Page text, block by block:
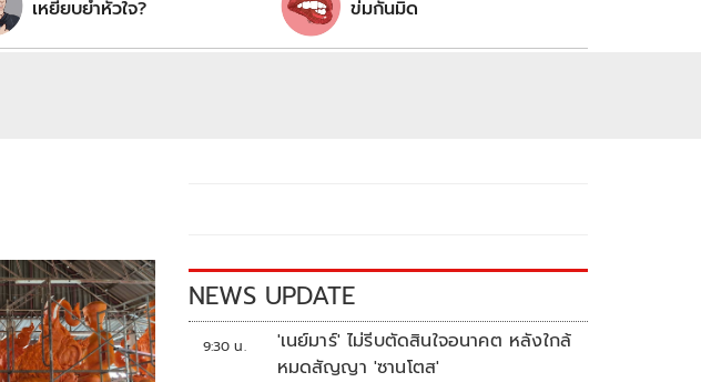
เหยียบย่ำหัวใจ? ข่มกันมิด
NEWS UPDATE
9:30 น.
'เนย์มาร์' ไม่รีบตัดสินใจอนาคต หลังใกล้
หมดสัญญา 'ซานโตส'